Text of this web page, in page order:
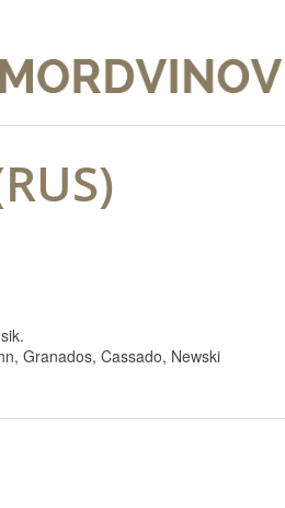
Granados, Cassado, Newski